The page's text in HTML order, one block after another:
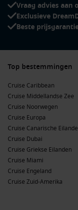
Vraag advies aan
Exclusieve
Beste
Top bestemmingen
Cruise Caribbean
Cruise Middellandse Zee
Cruise Noorwegen
Cruise Europa
Cruise Canarische
Cruise Dubai
Cruise Griekse Eilanden
Cruise Miami
Cruise Engeland
Cruise Zuid-Amerika